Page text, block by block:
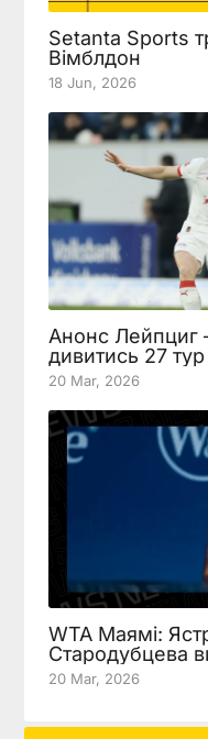
Setanta Sports
Вімблдон
18 Jun, 2026
Анонс Лейпциг
дивитись 27
20 Mar, 2026
WTA Маямі:
Стародубцева
20 Mar, 2026